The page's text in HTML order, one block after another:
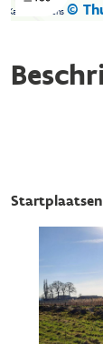
Kaartgegevens ©
Startplaatsen